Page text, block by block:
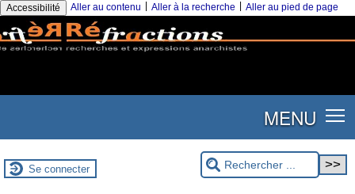
Accessibilité Aller au contenu Aller à la recherche Aller au pied de page
MENU
Se connecter